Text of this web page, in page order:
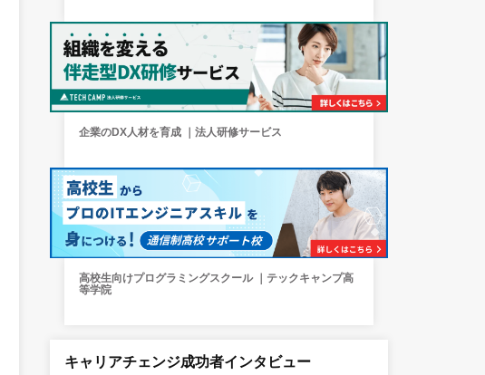
企業のDX人材を育成 ｜法人研修サービス
高校生向けプログラミングスクール ｜テックキャンプ高
等学院
キャリアチェンジ成功者インタビュー